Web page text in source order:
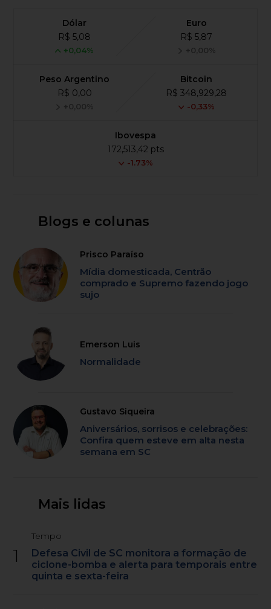
Dólar
R$ 5,08
+0,04%
Euro
R$ 5,87
+0,00%
Peso Argentino
R$ 0,00
+0,00%
Bitcoin
R$ 348,929,28
-0,33%
Ibovespa
172,513,42 pts
-1.73%
Blogs e colunas
Prisco Paraíso
Mídia domesticada, Centrão
comprado e Supremo fazendo jogo
sujo
Emerson Luis
Normalidade
Gustavo Siqueira
Aniversários, sorrisos e celebrações:
Confira quem esteve em alta nesta
semana em SC
Mais lidas
1
Tempo
Defesa Civil de SC monitora a formação de
ciclone-bomba e alerta para temporais entre
quinta e sexta-feira